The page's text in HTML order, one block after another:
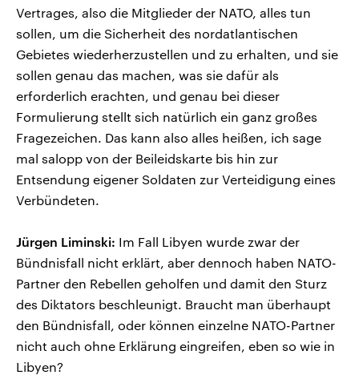
Vertrages, also die Mitglieder der NATO, alles tun
sollen, um die Sicherheit des nordatlantischen
Gebietes wiederherzustellen und zu erhalten, und sie
sollen genau das machen, was sie dafür als
erforderlich erachten, und genau bei dieser
Formulierung stellt sich natürlich ein ganz großes
Fragezeichen. Das kann also alles heißen, ich sage
mal salopp von der Beileidskarte bis hin zur
Entsendung eigener Soldaten zur Verteidigung eines
Verbündeten.
Jürgen Liminski: Im Fall Libyen wurde zwar der
Bündnisfall nicht erklärt, aber dennoch haben NATO-
Partner den Rebellen geholfen und damit den Sturz
des Diktators beschleunigt. Braucht man überhaupt
den Bündnisfall, oder können einzelne NATO-Partner
nicht auch ohne Erklärung eingreifen, eben so wie in
Libyen?